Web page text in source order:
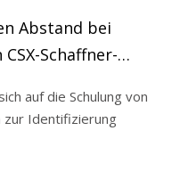
Abstand bei
Schaffner-
auf die Schulung von
zur Identifizierung